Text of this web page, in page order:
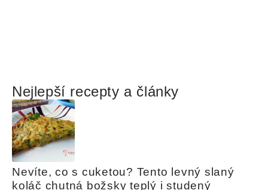
Nejlepší recepty a články
Nevíte, co s cuketou? Tento levný slaný
koláč chutná božsky teplý i studený